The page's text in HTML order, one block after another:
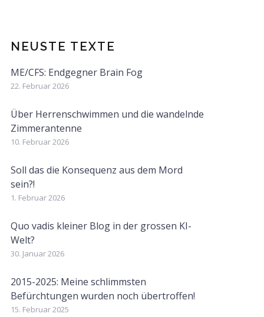
NEUSTE TEXTE
ME/CFS: Endgegner Brain Fog
22. Februar 2026
Über Herrenschwimmen und die wandelnde
Zimmerantenne
10. Februar 2026
Soll das die Konsequenz aus dem Mord
sein?!
1. Februar 2026
Quo vadis kleiner Blog in der grossen KI-
Welt?
30. Januar 2026
2015-2025: Meine schlimmsten
Befürchtungen wurden noch übertroffen!
15. Februar 2025